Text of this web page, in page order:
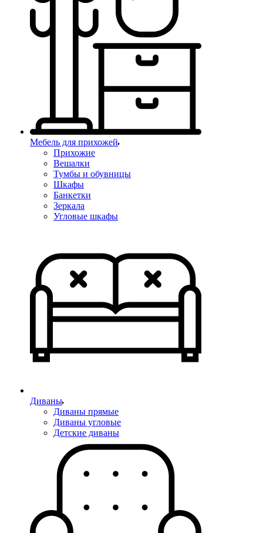
Мебель для прихожей
Прихожие
Вешалки
Тумбы и обувницы
Шкафы
Банкетки
Зеркала
Угловые шкафы
Диваны
Диваны прямые
Диваны угловые
Детские диваны